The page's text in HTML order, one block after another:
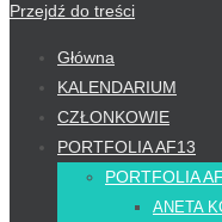
Przejdź do treści
Główna
KALENDARIUM
CZŁONKOWIE
PORTFOLIA AF13
PORTFOLIA
ANETA